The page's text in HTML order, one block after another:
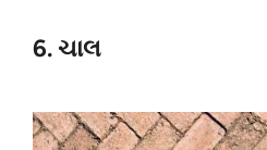
6. ચાલ